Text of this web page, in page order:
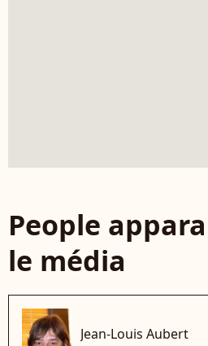
People
le média
Jean-Louis Aubert